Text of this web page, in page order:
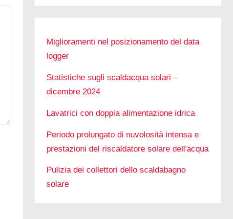
Miglioramenti nel posizionamento del data
logger
Statistiche sugli scaldacqua solari –
dicembre 2024
Lavatrici con doppia alimentazione idrica
Periodo prolungato di nuvolosità intensa e
prestazioni del riscaldatore solare dell'acqua
Pulizia dei collettori dello scaldabagno
solare